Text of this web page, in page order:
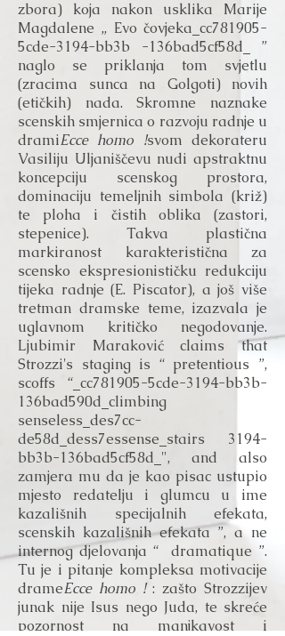
zbora) koja nakon usklika Marije
Magdalene „ Evo čovjeka_cc781905-
5cde-3194-bb3b -136bad5cf58d_ ”
naglo se priklanja tom svjetlu
(zracima sunca na Golgoti) novih
(etičkih) nada. Skromne naznake
scenskih smjernica o razvoju radnje u
dramiEcce homo !svom dekorateru
Vasiliju Uljaniščevu nudi apstraktnu
koncepciju scenskog prostora,
dominaciju temeljnih simbola (križ)
te ploha i čistih oblika (zastori,
stepenice). Takva plastična
markiranost karakteristična za
scensko ekspresionističku redukciju
tijeka radnje (E. Piscator), a još više
tretman dramske teme, izazvala je
uglavnom kritičko negodovanje.
Ljubimir Maraković claims that
Strozzi's staging is “ pretentious ”,
scoffs “_cc781905-5cde-3194-bb3b-
136bad590d_climbing
senseless_des7cc-
de58d_dess7essense_stairs 3194-
bb3b-136bad5cf58d_", and also
zamjera mu da je kao pisac ustupio
mjesto redatelju i glumcu u ime
kazališnih specijalnih efekata,
scenskih kazališnih efekata ”, a ne
internog djelovanja “ dramatique ”.
Tu je i pitanje kompleksa motivacije
drameEcce homo !: zašto Strozzijev
junak nije Isus nego Juda, te skreće
pozornost na manjkavost i